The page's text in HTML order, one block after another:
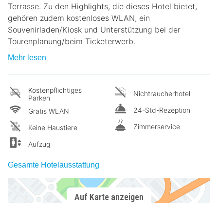
Terrasse. Zu den Highlights, die dieses Hotel bietet,
gehören zudem kostenloses WLAN, ein
Souvenirladen/Kiosk und Unterstützung bei der
Tourenplanung/beim Ticketerwerb.
Mehr lesen
Kostenpflichtiges
Parken
Gratis WLAN
Keine Haustiere
Aufzug
Nichtraucherhotel
24-Std-Rezeption
Zimmerservice
Gesamte Hotelausstattung
Auf Karte anzeigen